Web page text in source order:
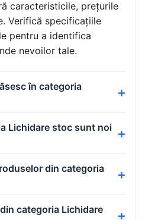
caracteristicile, prețurile
Verifică specificațiile
pentru a identifica
nevoilor tale.
în categoria
Lichidare stoc sunt noi
din categoria
categoria Lichidare